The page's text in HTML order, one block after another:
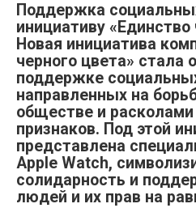
Поддержка
инициативу «Единство
Новая инициатива
черного цвета» стала
поддержке
направленных на
обществе и
признаков. Под этой
представлена
Apple Watch,
солидарность и
людей и их прав на